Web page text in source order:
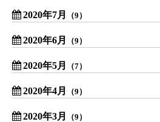
2020年7月 （9）
2020年6月 （9）
2020年5月 （7）
2020年4月 （9）
2020年3月 （9）